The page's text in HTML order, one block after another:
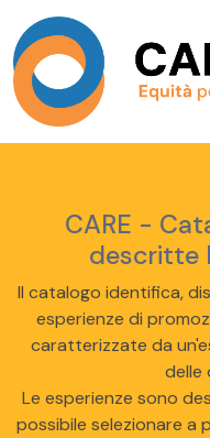
CARE -
descritte
Il catalogo identifica,
esperienze di
caratterizzate da
delle
Le esperienze sono
possibile selezionare